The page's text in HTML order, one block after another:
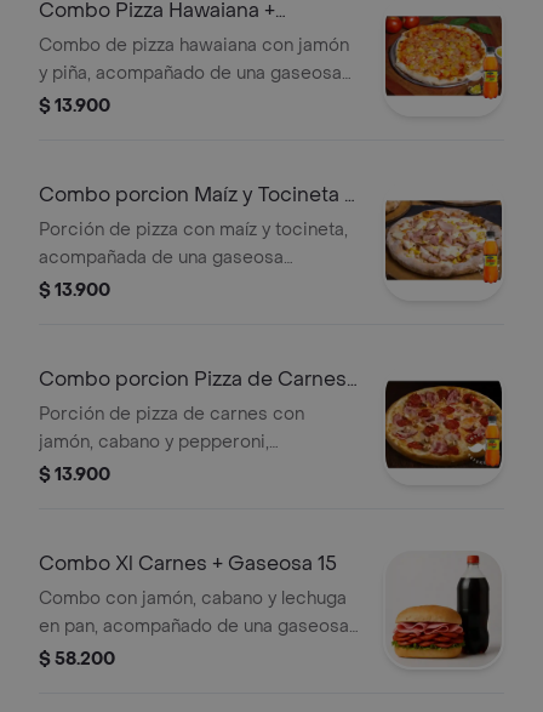
Combo Pizza Hawaiana +
gaseosa 250
Combo de pizza hawaiana con jamón
y piña, acompañado de una gaseosa
de 250 ml.
$ 13.900
Combo porcion Maíz y Tocineta +
gaseosa
Porción de pizza con maíz y tocineta,
acompañada de una gaseosa
Colombiana.
$ 13.900
Combo porcion Pizza de Carnes
+ gaseosa
Porción de pizza de carnes con
jamón, cabano y pepperoni,
acompañada de una gaseosa
$ 13.900
Combo Xl Carnes + Gaseosa 15
Combo con jamón, cabano y lechuga
en pan, acompañado de una gaseosa
de 1,5 litros.
$ 58.200